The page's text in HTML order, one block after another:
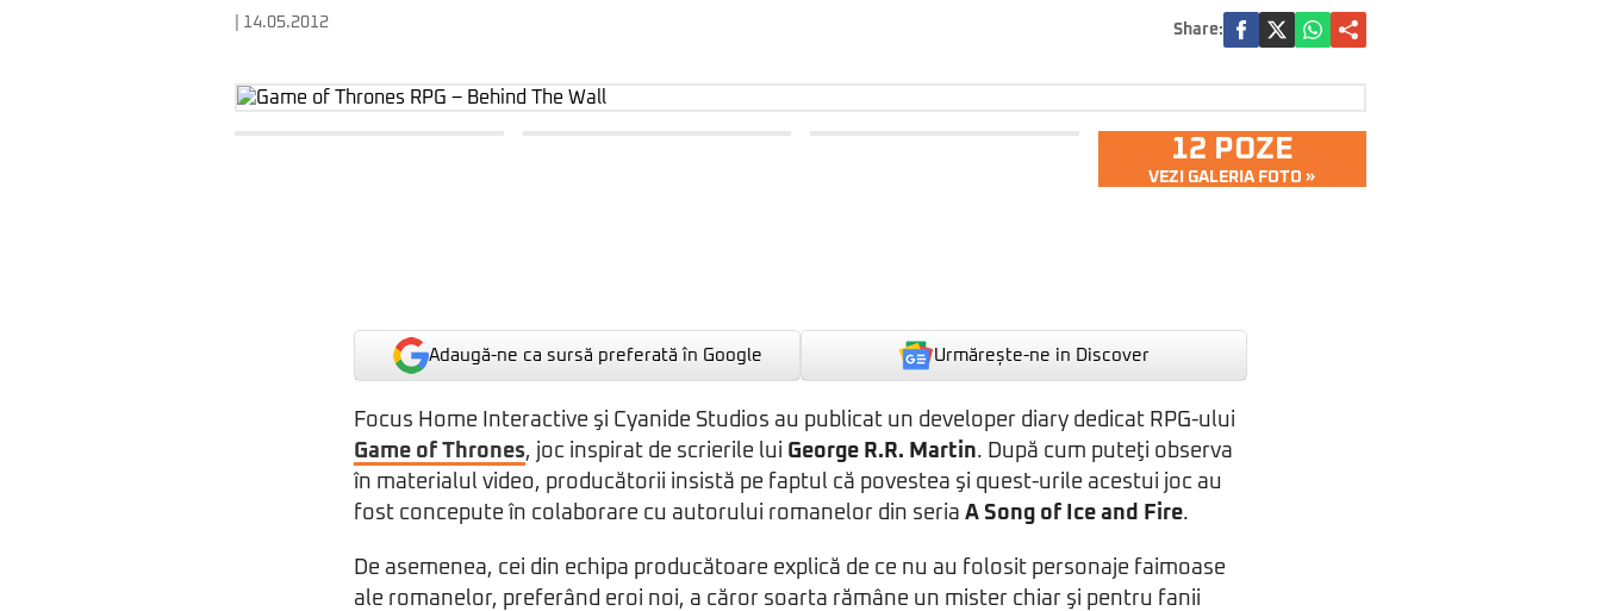
| 14.05.2012 Share:
12 POZE
VEZI GALERIA FOTO »
Adaugă-ne ca sursă preferată în Google Urmărește-ne in Discover
Focus Home Interactive şi Cyanide Studios au publicat un developer diary dedicat RPG-ului
Game of Thrones, joc inspirat de scrierile lui George R.R. Martin. După cum puteţi observa
în materialul video, producătorii insistă pe faptul că povestea şi quest-urile acestui joc au
fost concepute în colaborare cu autorului romanelor din seria A Song of Ice and Fire.
De asemenea, cei din echipa producătoare explică de ce nu au folosit personaje faimoase
ale romanelor, preferând eroi noi, a căror soarta rămâne un mister chiar şi pentru fanii